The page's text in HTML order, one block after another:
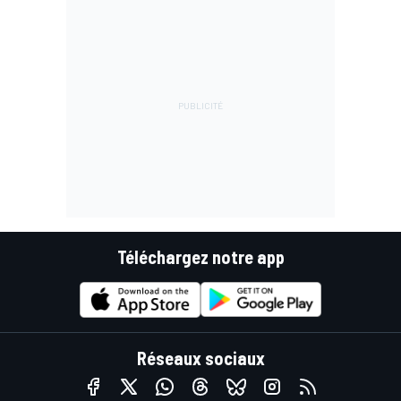
Téléchargez notre app
Réseaux sociaux